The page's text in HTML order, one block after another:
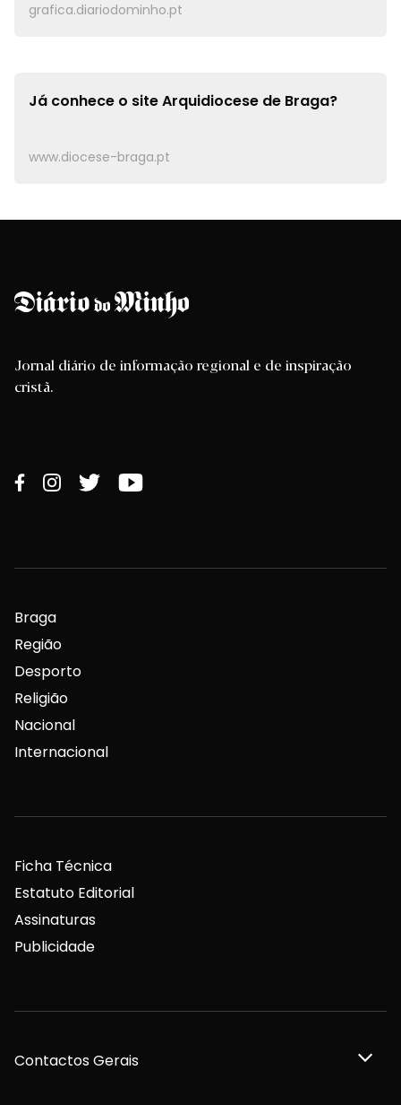
grafica.diariodominho.pt
Já conhece o siteArquidiocese de Braga?
www.diocese-braga.pt
Jornal diário de informação regional e de inspiração
cristã.
Braga
Região
Desporto
Religião
Nacional
Internacional
Ficha Técnica
Estatuto Editorial
Assinaturas
Publicidade
Contactos Gerais